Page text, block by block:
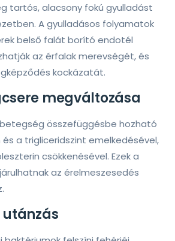
tartós, alacsony fokú gyulladást
A gyulladásos folyamatok
belső falát borító endotél
az érfalak merevségét, és
kockázatát.
megváltozása
összefüggésbe hozható
és a trigliceridszint emelkedésével,
csökkenésével. Ezek a
az érelmeszesedés